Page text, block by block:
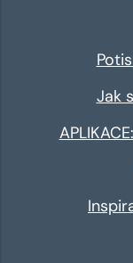
Jak